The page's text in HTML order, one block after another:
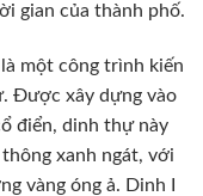
gian của thành phố.
một công trình kiến
Được xây dựng vào
điển, dinh thự này
xanh ngát, với
vàng óng ả. Dinh I